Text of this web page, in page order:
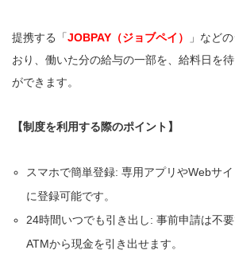
提携する「JOBPAY（ジョブペイ）
」など
おり、働いた分の給与の一部を、給料日を
ができます。
【制度を利用する際のポイント】
スマホで簡単登録: 専用アプリやWebサ
に登録可能です。
24時間いつでも引き出し: 事前申請は不
ATMから現金を引き出せます。